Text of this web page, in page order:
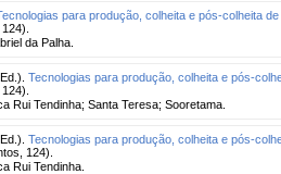
para produção, colheita e pós-colheita de
da Palha.
Tecnologias para produção, colheita e pós-
Rui Tendinha; Santa Teresa; Sooretama.
Tecnologias para produção, colheita e pós-
124).
Rui Tendinha.